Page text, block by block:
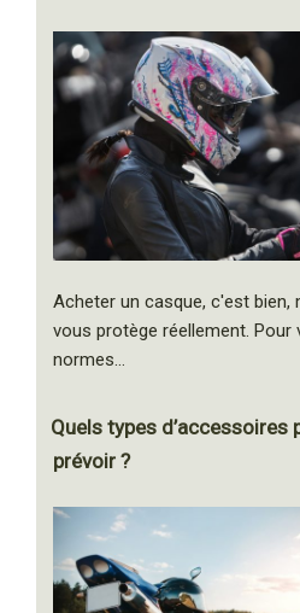
Acheter un casque, c'est bien,
vous protège réellement. Pour
normes…
Quels types
prévoir ?